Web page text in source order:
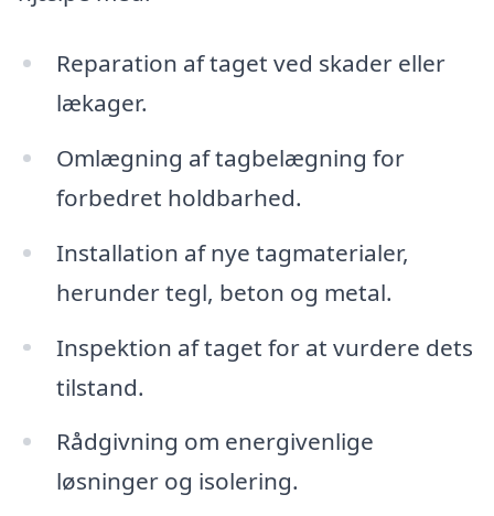
Reparation af taget ved skader eller
lækager.
Omlægning af tagbelægning for
forbedret holdbarhed.
Installation af nye tagmaterialer,
herunder tegl, beton og metal.
Inspektion af taget for at vurdere dets
tilstand.
Rådgivning om energivenlige
løsninger og isolering.